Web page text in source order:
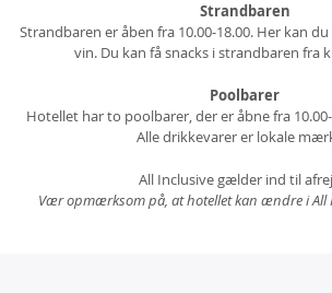
Strandbaren
Strandbaren er åben fra 10.00-18.00. Her kan
vin. Du kan få snacks i strandbaren fra
Poolbarer
Hotellet har to poolbarer, der er åbne fra 10.00-
Alle drikkevarer er lokale
All Inclusive gælder ind til
Vær opmærksom på, at hotellet kan ændre i All